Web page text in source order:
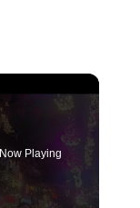
Now Playing